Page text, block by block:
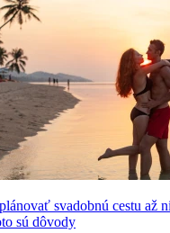
svadobnú cestu až
sú dôvody